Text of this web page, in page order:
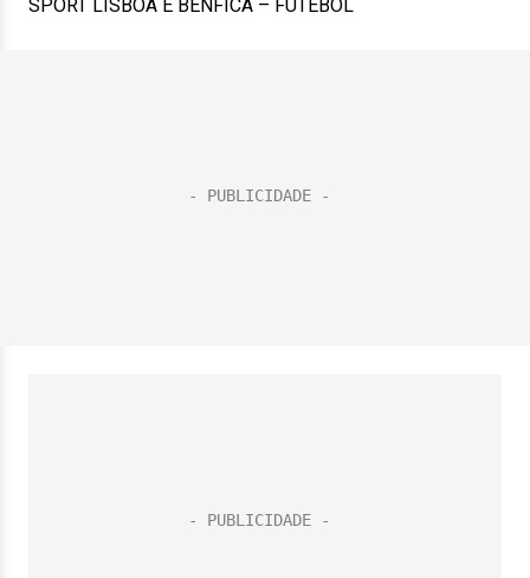
SPORT LISBOA E BENFICA – FUTEBOL